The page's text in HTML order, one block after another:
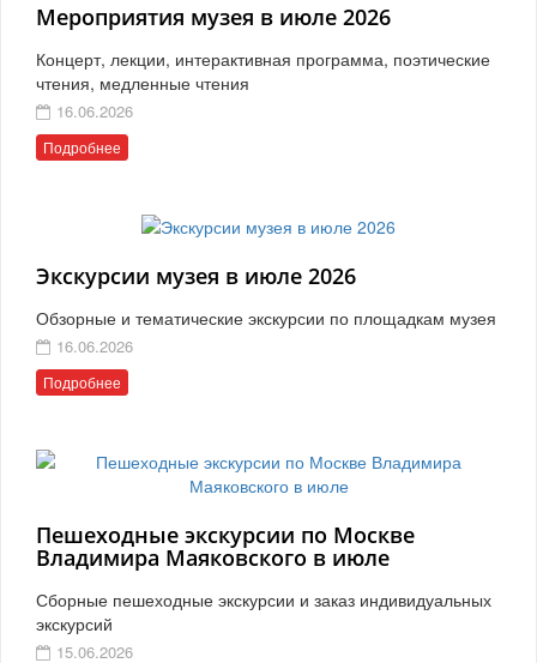
Мероприятия музея в июле 2026
Концерт, лекции, интерактивная программа, поэтические
чтения, медленные чтения
16.06.2026
Подробнее
Экскурсии музея в июле 2026
Обзорные и тематические экскурсии по площадкам музея
16.06.2026
Подробнее
Пешеходные экскурсии по Москве
Владимира Маяковского в июле
Сборные пешеходные экскурсии и заказ индивидуальных
экскурсий
15.06.2026